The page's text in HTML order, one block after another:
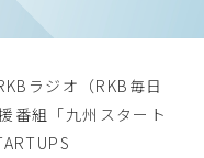
ラジオ（RKB毎日
番組「九州スタート